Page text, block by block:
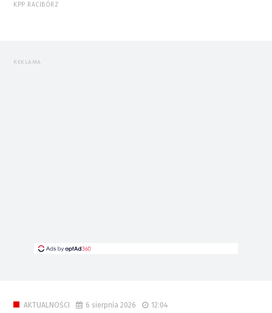
KPP RACIBÓRZ
REKLAMA
AKTUALNOŚCI 6 sierpnia 2026 12:04